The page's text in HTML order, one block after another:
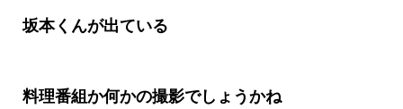
坂本くんが出ている
料理番組か何かの撮影でしょうかね